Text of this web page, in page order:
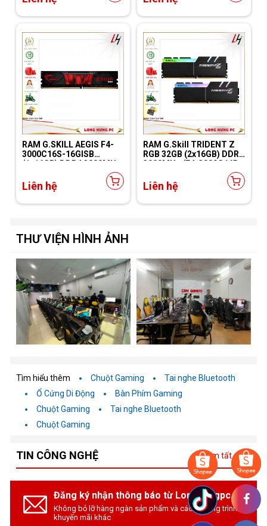
RAM G.SKILL AEGIS F4-
3000C16S-16GISB
(1x16GB) DDR4 3000MHz
Liên hệ
RAM G.Skill TRIDENT Z
RGB 32GB (2x16GB) DDR4
3000MHz (F4-3000C16D-
Liên hệ
THƯ VIỆN HÌNH ẢNH
Tìm hiểu thêm Chuột Gaming
Tai nghe Bluetooth
Ổ Cứng Di Động
Bàn Phím Gaming
Chuột Gaming
Tai nghe Bluetooth
Chuột Gaming
TIN CÔNG NGHỆ Xem tất cả
Đăng ký nhận thông báo từ Longhungpc.vn
Không bỏ lỡ hàng ngàn sản phẩm và các chương trình
khuyến mãi khác